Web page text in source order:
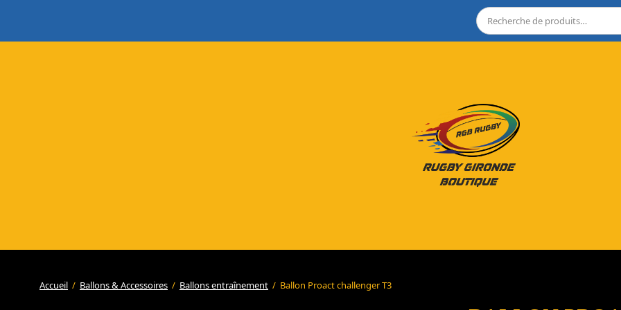
Accueil / Ballons & Accessoires / Ballons entraînement / Ballon Proact challenger T3